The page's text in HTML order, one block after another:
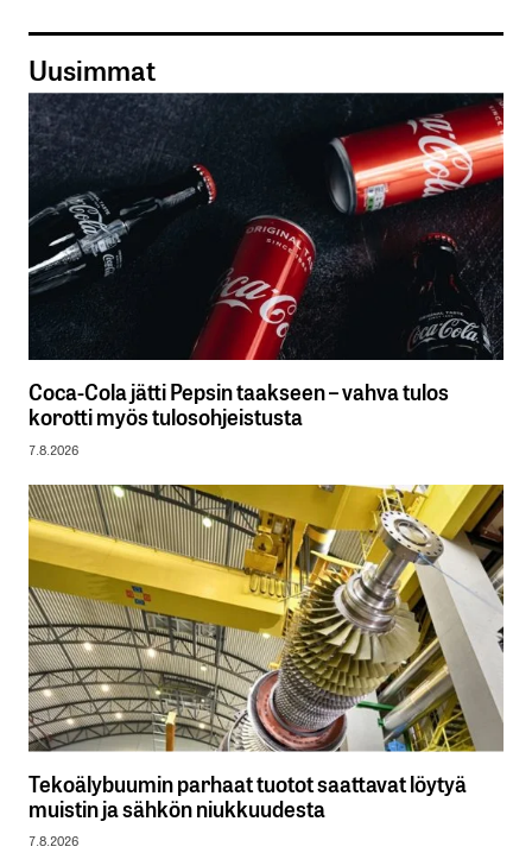
Uusimmat
Coca-Cola jätti Pepsin taakseen – vahva tulos
korotti myös tulosohjeistusta
7.8.2026
Tekoälybuumin parhaat tuotot saattavat löytyä
muistin ja sähkön niukkuudesta
7.8.2026